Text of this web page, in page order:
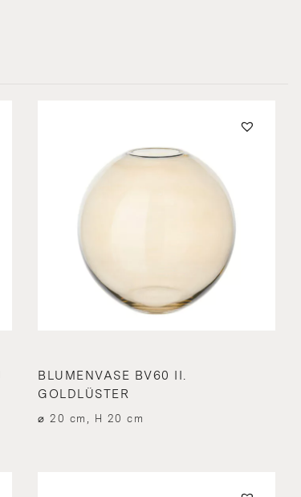
BLUMENVASE BV60 II.
GOLDLÜSTER
⌀ 20 cm, H 20 cm